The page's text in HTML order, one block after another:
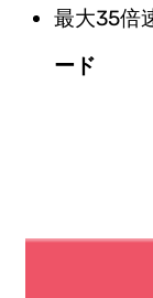
最大35倍
ード